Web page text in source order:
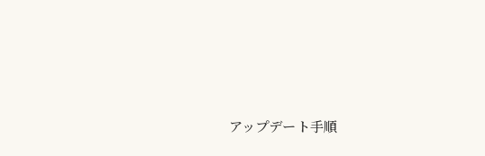
アップデート手順